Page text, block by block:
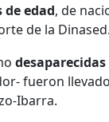
edad, de
de la
desaparecidas
fueron
Ibarra.